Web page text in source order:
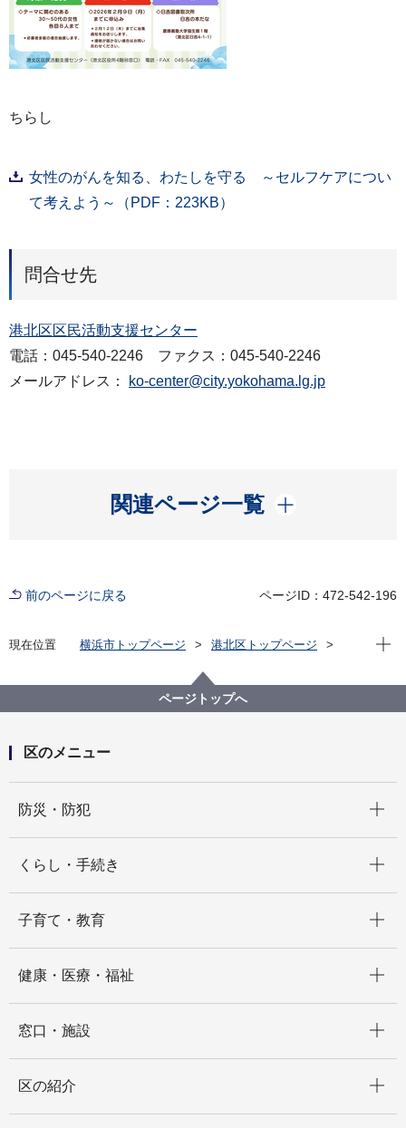
ちらし
女性のがんを知る、わたしを守る ～セルフケアについ
て考えよう～（PDF：223KB）
問合せ先
港北区区民活動支援センター
電話：045-540-2246 ファクス：045-540-2246
メールアドレス：
ko-center@city.yokohama.lg.jp
関連ページ一覧
開く
前のページに戻る ページID：472-542-196
現在位置 横浜市トップページ
港北区トップページ
区民活動支援センター
女性のがんを知る、わたしを守る ～セルフケアにつ
いて考えよう～（終了しました）
現在
ページトップへ
区のメニュー
防災・防犯
くらし・手続き
子育て・教育
健康・医療・福祉
窓口・施設
区の紹介